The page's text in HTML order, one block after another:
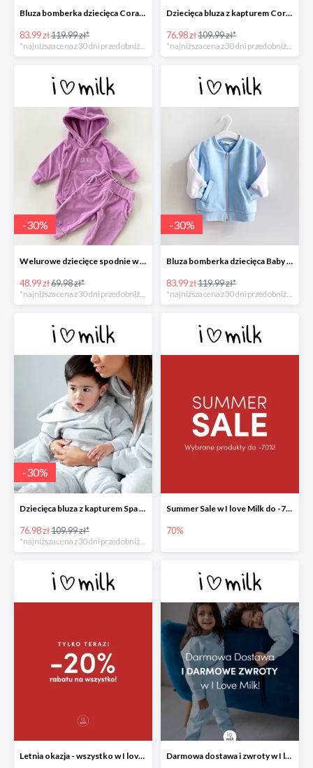
Bluza bomberka dziecięca Coral Blush -30%
83.99 zł119.99 zł*
*najniższa cena z 30 dni przed obniżką
Dziecięca bluza z kapturem Coral Blush -30%
76.98 zł109.99 zł*
*najniższa cena z 30 dni przed obniżką
-30%
Welurowe dziecięce spodnie w kolorze Lila -30%
48.99 zł69.98 zł*
-30%
Bluza bomberka dziecięca Baby Blue -30%
83.99 zł119.99 zł*
-30%
Dziecięca bluza z kapturem Spa Melange -30%
76.98 zł109.99 zł*
Summer Sale w I love Milk do -70%
70%
Letnia okazja - wszystko w I love Milk -20% Darmowa dostawa i zwroty w I love Milk